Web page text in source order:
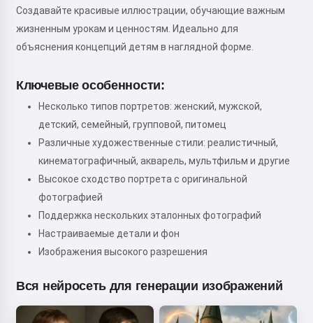
Создавайте красивые иллюстрации, обучающие важным
жизненным урокам и ценностям. Идеально для
объяснения концепций детям в наглядной форме.
Ключевые особенности:
Несколько типов портретов: женский, мужской,
детский, семейный, групповой, питомец
Различные художественные стили: реалистичный,
кинематографичный, акварель, мультфильм и другие
Высокое сходство портрета с оригинальной
фотографией
Поддержка нескольких эталонных фотографий
Настраиваемые детали и фон
Изображения высокого разрешения
Вся нейросеть для генерации изображений